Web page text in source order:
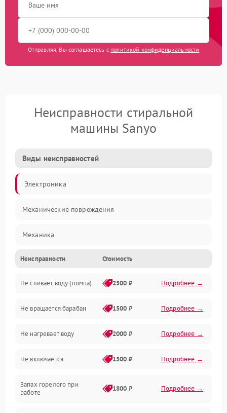
Отправляя, Вы соглашаетесь с политикой конфиденциальности
Неисправности стиральной
машины Sanyo
Виды неисправностей
Электроника
Механические повреждения
Механика
Электропитание
Водоснабжение
Слив
Программное обеспечение
Неисправности Стоимость
Не сливает воду (помпа) 2500 ₽ Подробнее →
Не вращается барабан 1500 ₽ Подробнее →
Не нагревает воду 2000 ₽ Подробнее →
Не включается 1500 ₽ Подробнее →
Запах горелого при
работе
1800 ₽ Подробнее →